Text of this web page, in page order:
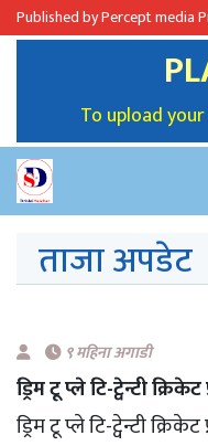
Published by Percept media
To upload
ताजा अपडेट
९ महिना अगाडी
ड्रिम टू प्ले टि-ट्वेन्टी
ड्रिम टू प्ले टि-ट्वेन्टी